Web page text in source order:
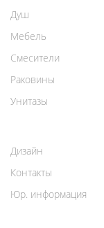
Душ
Мебель
Смесители
Раковины
Унитазы
Дизайн
Контакты
Юр. информация